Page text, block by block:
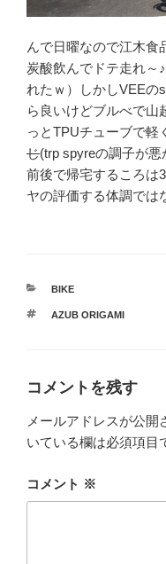
んで日曜なので江木食
炭酸飲んでドテ走れ～
れたｗ）しかしVEEの
ら良いけどブルべで山
っとTPUチューブで軽
じ(trp spyreの調子が
前後で帰宅するころは
ヤの評価する体調では
カ
ゴ
BIKE
タ
AZUB ORIGAMI
コメントを残す
メールアドレスが公開
いている欄は必須項目
コメント ※